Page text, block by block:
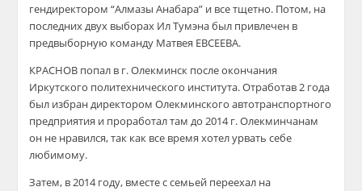
гендиректором “Алмазы Анабара” и все тщетно. Потом, на
последних двух выборах Ил Тумэна был привлечен в
предвыборную команду Матвея ЕВСЕЕВА.
КРАСНОВ попал в г. Олекминск после окончания
Иркутского политехнического института. Отработав 2 года
был избран директором Олекминского автотранспортного
предприятия и проработал там до 2014 г. Олекминчанам
он не нравился, так как все время хотел урвать себе
любимому.
Затем, в 2014 году, вместе с семьей переехал на